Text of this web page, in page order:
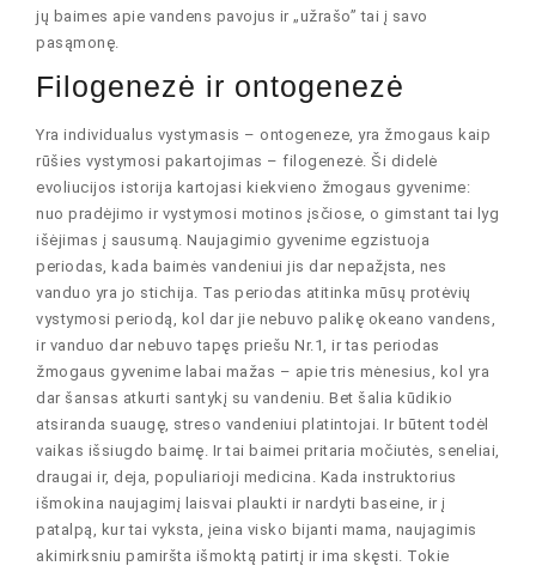
jų baimes apie vandens pavojus ir „užrašo” tai į savo
pasąmonę.
Filogenezė ir ontogenezė
Yra individualus vystymasis – ontogeneze, yra žmogaus kaip
rūšies vystymosi pakartojimas – filogenezė. Ši didelė
evoliucijos istorija kartojasi kiekvieno žmogaus gyvenime:
nuo pradėjimo ir vystymosi motinos įsčiose, o gimstant tai lyg
išėjimas į sausumą. Naujagimio gyvenime egzistuoja
periodas, kada baimės vandeniui jis dar nepažįsta, nes
vanduo yra jo stichija. Tas periodas atitinka mūsų protėvių
vystymosi periodą, kol dar jie nebuvo palikę okeano vandens,
ir vanduo dar nebuvo tapęs priešu Nr.1, ir tas periodas
žmogaus gyvenime labai mažas – apie tris mėnesius, kol yra
dar šansas atkurti santykį su vandeniu. Bet šalia kūdikio
atsiranda suaugę, streso vandeniui platintojai. Ir būtent todėl
vaikas išsiugdo baimę. Ir tai baimei pritaria močiutės, seneliai,
draugai ir, deja, populiarioji medicina. Kada instruktorius
išmokina naujagimį laisvai plaukti ir nardyti baseine, ir į
patalpą, kur tai vyksta, įeina visko bijanti mama, naujagimis
akimirksniu pamiršta išmoktą patirtį ir ima skęsti. Tokie